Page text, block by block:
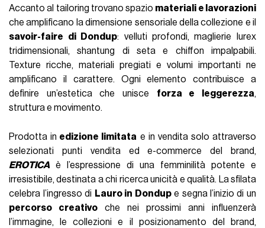
Accanto al tailoring trovano spazio materiali e lavorazioni
che amplificano la dimensione sensoriale della collezione e il
savoir-faire di Dondup: velluti profondi, maglierie lurex
tridimensionali, shantung di seta e chiffon impalpabili.
Texture ricche, materiali pregiati e volumi importanti ne
amplificano il carattere. Ogni elemento contribuisce a
definire un’estetica che unisce forza e leggerezza,
struttura e movimento.
Prodotta in edizione limitata e in vendita solo attraverso
selezionati punti vendita ed e-commerce del brand,
EROTICA è l’espressione di una femminilità potente e
irresistibile, destinata a chi ricerca unicità e qualità. La sfilata
celebra l’ingresso di Lauro in Dondupe segna l’inizio di un
percorso creativo che nei prossimi anni influenzerà
l’immagine, le collezioni e il posizionamento del brand,